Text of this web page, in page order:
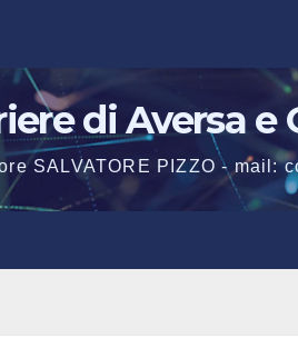
di Aversa e
SALVATORE PIZZO - mail: